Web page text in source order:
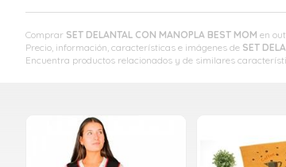
Comprar SET DELANTAL CON MANOPLA BEST MOM en
Precio, información, características e imágenes de SET
Encuentra productos relacionados y de similares